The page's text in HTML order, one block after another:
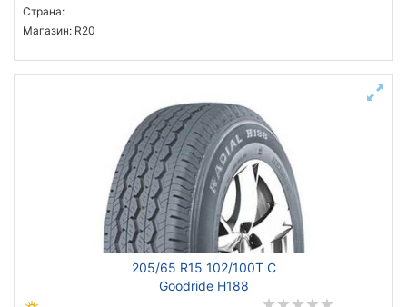
Страна:
Магазин: R20
205/65 R15 102/100T C
Goodride H188